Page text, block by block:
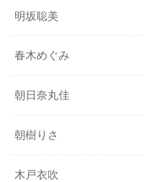
明坂聡美
春木めぐみ
朝日奈丸佳
朝樹りさ
木戸衣吹